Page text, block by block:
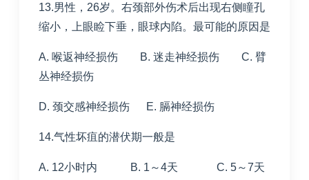
13.男性，26岁。右颈部外伤术后出现右侧瞳孔
缩小，上眼睑下垂，眼球内陷。最可能的原因是
A. 喉返神经损伤 B. 迷走神经损伤 C. 臂
丛神经损伤
D. 颈交感神经损伤 E. 膈神经损伤
14.气性坏疽的潜伏期一般是
A. 12小时内 B. 1～4天 C. 5～7天